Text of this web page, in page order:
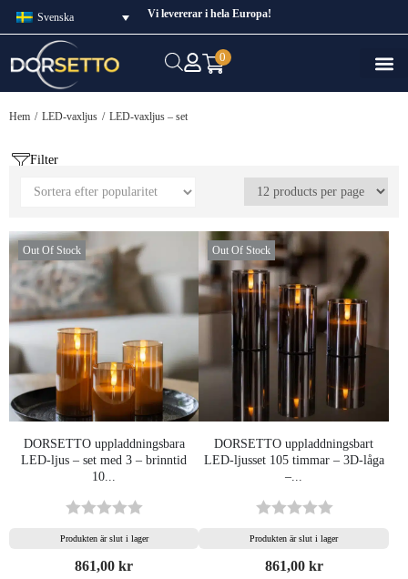
Svenska Vi levererar i hela Europa!
0
Hem / LED-vaxljus / LED-vaxljus – set
Filter
Out Of Stock
DORSETTO uppladdningsbara
LED-ljus – set med 3 – brinntid
10...
Produkten är slut i lager
861,00kr
Out Of Stock
DORSETTO uppladdningsbart
LED-ljusset 105 timmar – 3D-låga
–...
Produkten är slut i lager
861,00 kr